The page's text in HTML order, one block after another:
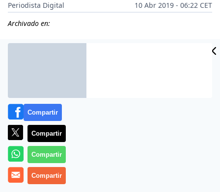
Periodista Digital
10 Abr 2019 - 06:22 CET
Archivado en:
El cadáver del universitario español Manuel Tundidor
Compartir
Compartir
Compartir
Compartir